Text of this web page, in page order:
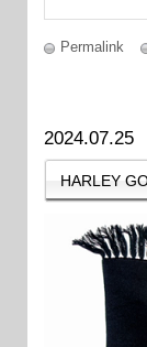
Permalink
2024.07.25
HARLEY